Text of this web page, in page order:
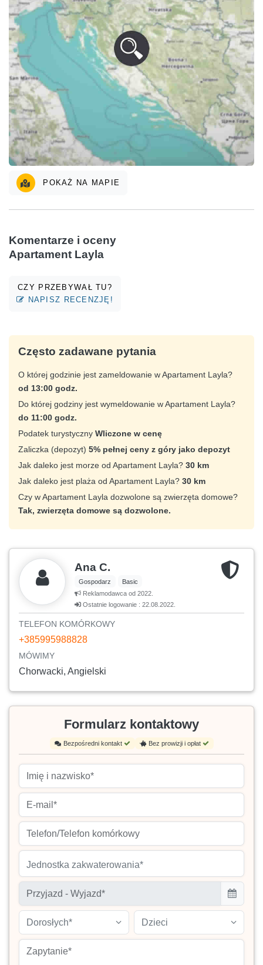
POKAŻ NA MAPIE
Komentarze i oceny
Apartament Layla
CZY PRZEBYWAŁ TU?
NAPISZ RECENZJĘ!
Często zadawane pytania
O której godzinie jest zameldowanie w Apartament Layla?
od 13:00 godz.
Do której godziny jest wymeldowanie w Apartament Layla?
do 11:00 godz.
Podatek turystyczny Wliczone w cenę
Zaliczka (depozyt) 5% pełnej ceny z góry jako depozyt
Jak daleko jest morze od Apartament Layla? 30 km
Jak daleko jest plaża od Apartament Layla? 30 km
Czy w Apartament Layla dozwolone są zwierzęta domowe?
Tak, zwierzęta domowe są dozwolone.
Ana C.
Gospodarz
Basic
Reklamodawca od 2022.
Ostatnie logowanie : 22.08.2022.
TELEFON KOMÓRKOWY
+385995988828
MÓWIMY
Chorwacki, Angielski
Formularz kontaktowy
Bezpośredni kontakt Bez prowizji i opłat
Jednostka zakwaterowania*
Dorosłych* Dzieci